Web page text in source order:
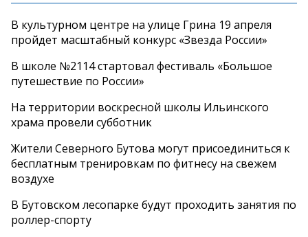
В культурном центре на улице Грина 19 апреля
пройдет масштабный конкурс «Звезда России»
В школе №2114 стартовал фестиваль «Большое
путешествие по России»
На территории воскресной школы Ильинского
храма провели субботник
Жители Северного Бутова могут присоединиться к
бесплатным тренировкам по фитнесу на свежем
воздухе
В Бутовском лесопарке будут проходить занятия по
роллер-спорту